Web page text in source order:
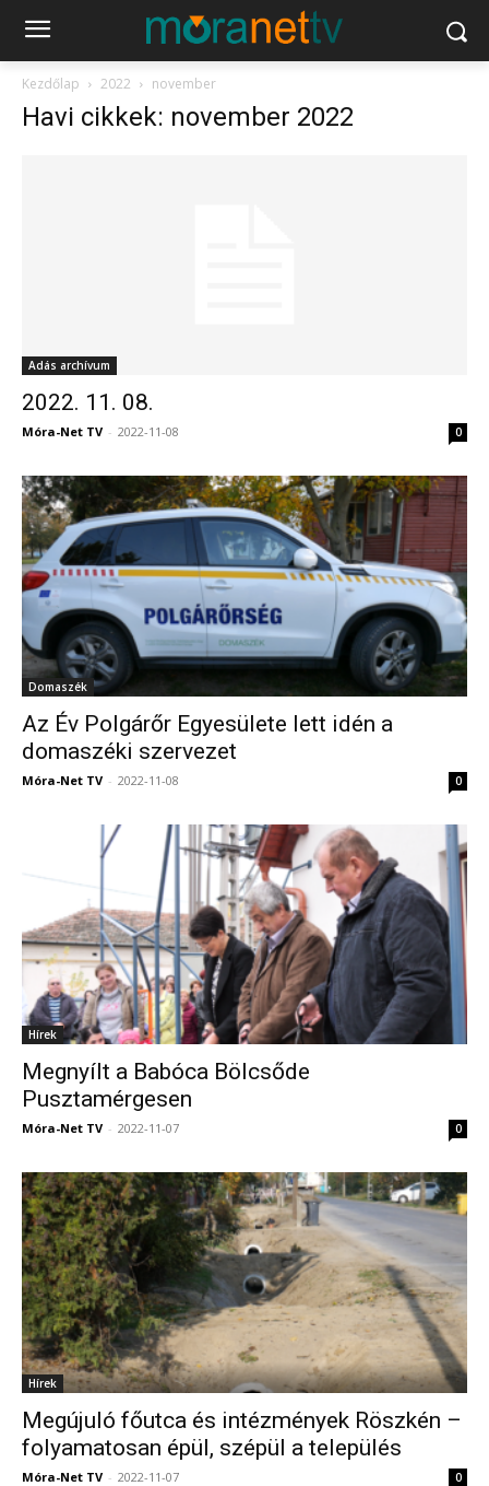
Kezdőlap 2022 november
Havi cikkek: november 2022
Adás archívum
2022. 11. 08.
Móra-Net TV - 2022-11-08 0
Domaszék
Az Év Polgárőr Egyesülete lett idén a
domaszéki szervezet
Móra-Net TV - 2022-11-08 0
Hírek
Megnyílt a Babóca Bölcsőde
Pusztamérgesen
Móra-Net TV - 2022-11-07 0
Hírek
Megújuló főutca és intézmények Röszkén –
folyamatosan épül, szépül a település
Móra-Net TV - 2022-11-07 0